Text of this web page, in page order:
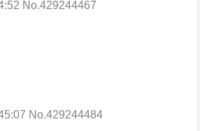
No.429244467
No.429244484